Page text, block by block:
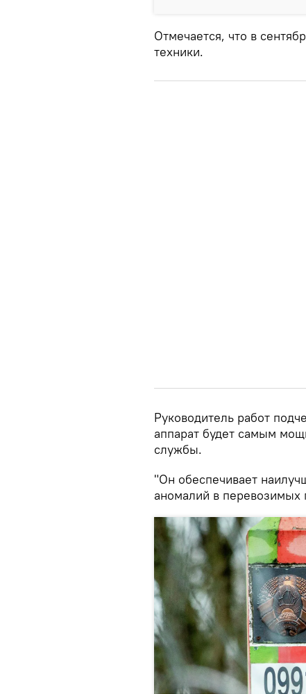
Отмечается, что в
техники.
Руководитель работ
аппарат будет самым
службы.
"Он обеспечивает
аномалий в перевозимых